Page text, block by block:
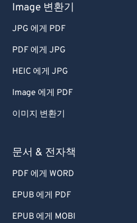
Image 변환기
JPG 에게 PDF
PDF 에게 JPG
HEIC 에게 JPG
Image 에게 PDF
이미지 변환기
문서 & 전자책
PDF 에게 WORD
EPUB 에게 PDF
EPUB 에게 MOBI